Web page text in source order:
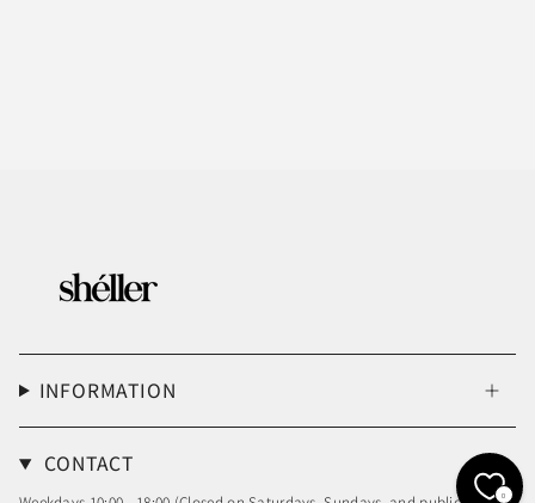
INFORMATION
CONTACT
0